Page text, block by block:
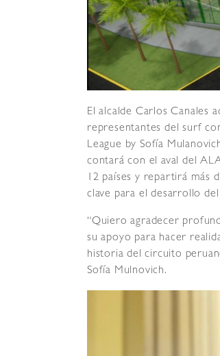
El alcalde Carlos Canales
representantes del surf
League by Sofía
contará con el aval del
12 países y repartirá más
clave para el desarrollo
“Quiero agradecer
su apoyo para hacer
historia del circuito
Sofía Mulnovich.